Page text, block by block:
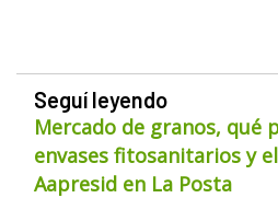
Seguí leyendo
Mercado de granos, qué
envases fitosanitarios y
Aapresid en La Posta